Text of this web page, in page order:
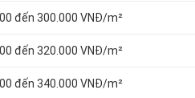
đến 300.000 VNĐ/m²
đến 320.000 VNĐ/m²
đến 340.000 VNĐ/m²